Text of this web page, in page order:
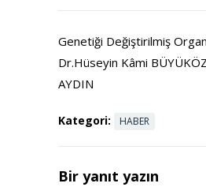
Genetiği Değiştirilmiş
Dr.Hüseyin Kâmi
AYDIN
Kategori: HABER
Bir yanıt yazın